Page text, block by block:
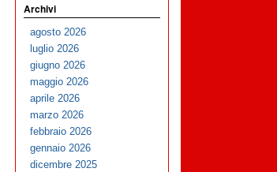
Archivi
agosto 2026
luglio 2026
giugno 2026
maggio 2026
aprile 2026
marzo 2026
febbraio 2026
gennaio 2026
dicembre 2025